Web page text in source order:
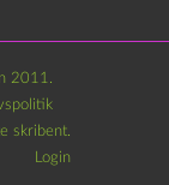
2011.
skribent.
Login